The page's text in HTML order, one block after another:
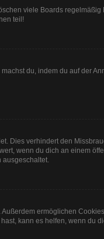
viele Boards
teil!
du, indem du auf der
Dies verhindert den
wenn du dich an einem
ermöglichen
kann es helfen, wenn du